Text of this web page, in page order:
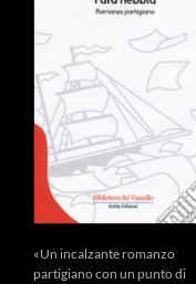
«Un incalzante romanzo
partigiano con un punto di